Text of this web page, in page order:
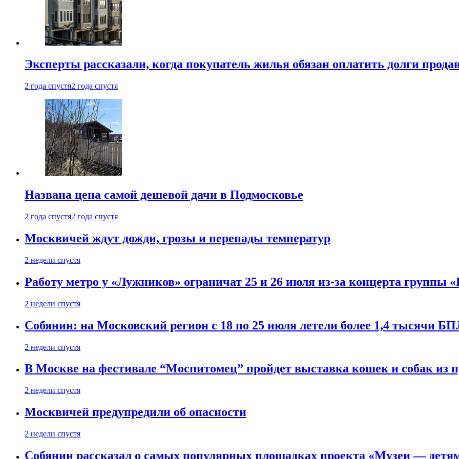
Эксперты рассказали, когда покупатель жилья обязан оплатить долги
2 года спустя2 года спустя
Названа цена самой дешевой дачи в Подмосковье
2 года спустя2 года спустя
Москвичей ждут дожди, грозы и перепады температур
2 недели спустя
Работу метро у «Лужников» ограничат 25 и 26 июля из-за концерта группы
2 недели спустя
Собянин: на Московский регион с 18 по 25 июля летели более 1,4 тысячи
2 недели спустя
В Москве на фестивале “Моспитомец” пройдет выставка кошек и собак из
2 недели спустя
Москвичей предупредили об опасности
2 недели спустя
Собянин рассказал о самых популярных площадках проекта «Музеи —